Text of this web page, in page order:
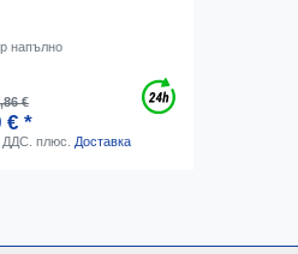
напълно
€
€ *
ДДС. плюс. Доставка